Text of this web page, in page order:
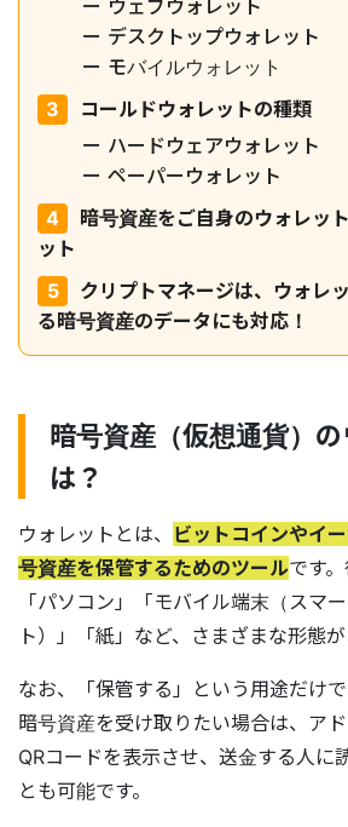
ウェブウォレット
デスクトップウォレット
モバイルウォレット
コールドウォレットの種類
ハードウェアウォレット
ペーパーウォレット
暗号資産をご自身のウォレッ
ット
クリプトマネージは、ウォレ
る暗号資産のデータにも対応！
暗号資産（仮想通貨）
は？
ウォレットとは、 ビットコインやイ
号資産を保管するためのツールです
「パソコン」「モバイル端末（スマ
ト）」「紙」など、さまざまな形態が
なお、「保管する」という用途だけ
暗号資産を受け取りたい場合は、ア
QRコードを表示させ、送金する人に
とも可能です。